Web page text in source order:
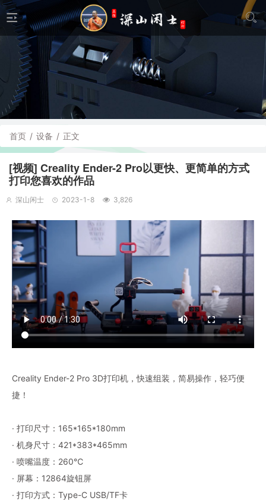
首页 / 设备 / 正文
[视频] Creality Ender-2 Pro以更快、更简单的方式
打印您喜欢的作品
深山闲士 2023-1-8 3,826
Creality Ender-2 Pro 3D打印机，快速组装，简易操作，轻巧便
捷！
· 打印尺寸：165*165*180mm
· 机身尺寸：421*383*465mm
· 喷嘴温度：260℃
· 屏幕：12864旋钮屏
· 打印方式：Type-C USB/TF卡